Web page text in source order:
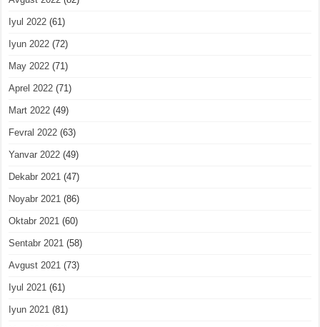
Iyul 2022 (61)
Iyun 2022 (72)
May 2022 (71)
Aprel 2022 (71)
Mart 2022 (49)
Fevral 2022 (63)
Yanvar 2022 (49)
Dekabr 2021 (47)
Noyabr 2021 (86)
Oktabr 2021 (60)
Sentabr 2021 (58)
Avgust 2021 (73)
Iyul 2021 (61)
Iyun 2021 (81)